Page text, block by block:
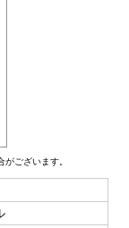
ございます。